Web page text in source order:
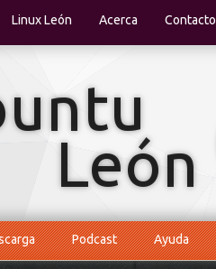
Linux León Acerca Contacto
Podcast Ayuda